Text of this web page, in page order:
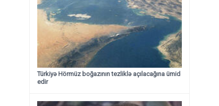
Türkiyə Hörmüz boğazının tezliklə açılacağına ümid
edir